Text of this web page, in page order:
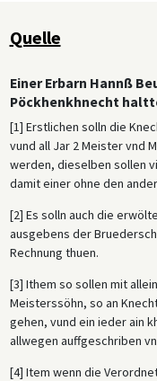
Verwaltung sie mit den
Quelle
Einer Erbarn Hannß
Pöckhenkhnecht
[1] Erstlichen solln die
vund all Jar 2 Meister vnd
werden, dieselben sollen
damit einer ohne den
[2] Es solln auch die
ausgebens der
Rechnung thuen.
[3] Ithem so sollen mit
Meisterssöhn, so an
gehen, vund ein ieder ain
allwegen auffgeschriben
[4] Item wenn die